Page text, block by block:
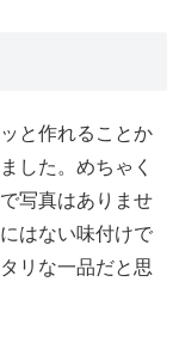
と作れることか
した。めちゃく
写真はありませ
はない味付けで
リな一品だと思